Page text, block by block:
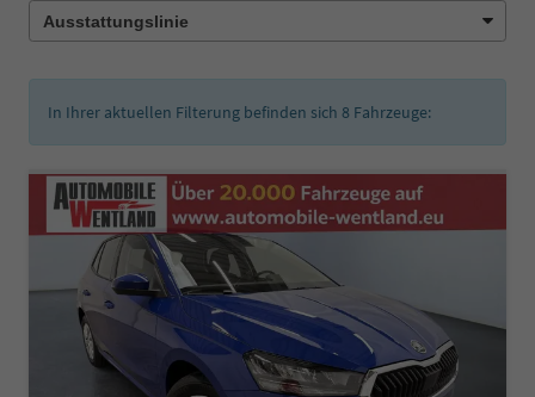
In Ihrer aktuellen Filterung befinden sich 8 Fahrzeuge: